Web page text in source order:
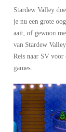
Stardew Valley
je nu een grote
aait, of gewoon
van Stardew
Reis naar SV voor
games.